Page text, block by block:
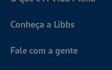
Conheça a Libbs
Fale com a gente